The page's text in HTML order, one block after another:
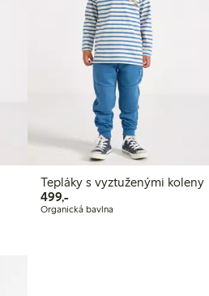
Tepláky s vyztuženými koleny
499,-499,00 Kč
Organická bavlna